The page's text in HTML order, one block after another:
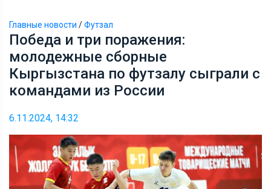
Главные новости /Футзал
Победа и три поражения:
молодежные сборные
Кыргызстана по футзалу сыграли с
командами из России
6.11.2024, 14:32